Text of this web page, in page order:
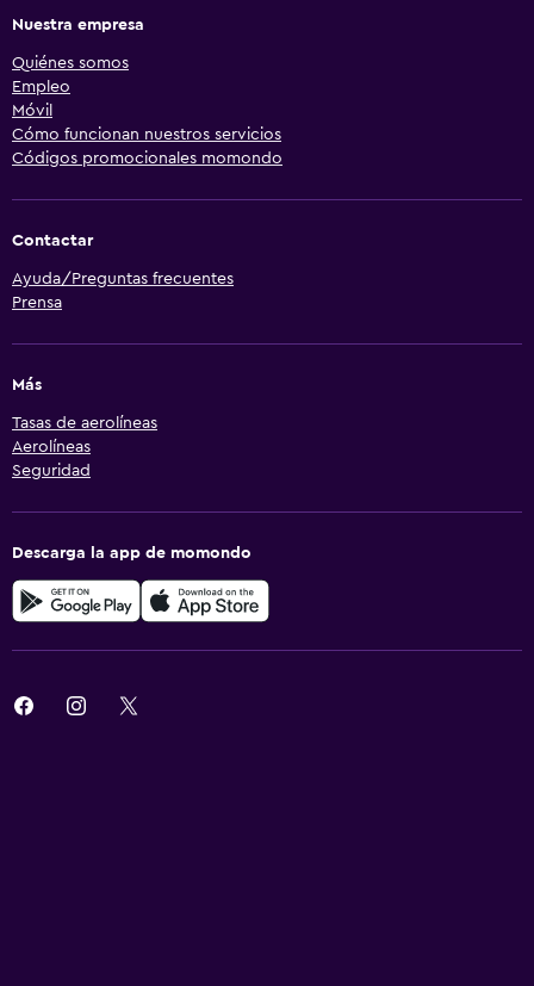
Nuestra empresa
Quiénes somos
Empleo
Móvil
Cómo funcionan nuestros servicios
Códigos promocionales momondo
Contactar
Ayuda/Preguntas frecuentes
Prensa
Más
Tasas de aerolíneas
Aerolíneas
Seguridad
Descarga la app de momondo